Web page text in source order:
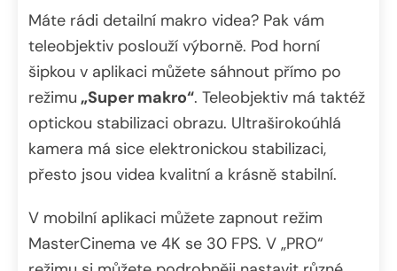
Máte rádi detailní makro videa? Pak vám
teleobjektiv poslouží výborně. Pod horní
šipkou v aplikaci můžete sáhnout přímo po
režimu „Super makro“. Teleobjektiv má taktéž
optickou stabilizaci obrazu. Ultraširokoúhlá
kamera má sice elektronickou stabilizaci,
přesto jsou videa kvalitní a krásně stabilní.
V mobilní aplikaci můžete zapnout režim
MasterCinema ve 4K se 30 FPS. V „PRO“